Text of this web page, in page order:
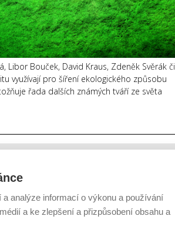
Libor Bouček, David Kraus, Zdeněk Svěrák či
využívají pro šíření ekologického způsobu
řada dalších známých tváří ze světa
analýze informací o výkonu a používání
a ke zlepšení a přizpůsobení obsahu a